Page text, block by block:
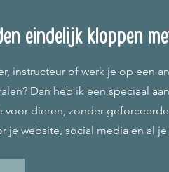
eindelijk kloppen
instructeur of werk je op een
Dan heb ik een speciaal
dieren, zonder
je website, social media en al